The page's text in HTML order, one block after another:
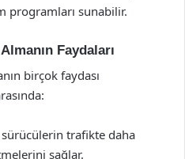
programları sunabilir.
Faydaları
birçok faydası
trafikte daha
sağlar.